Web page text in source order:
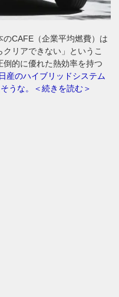
CAFE（企業平均燃費）は
リアできない」というこ
的に優れた熱効率を持つ
日産のハイブリッドシステム
うな。＜続きを読む＞